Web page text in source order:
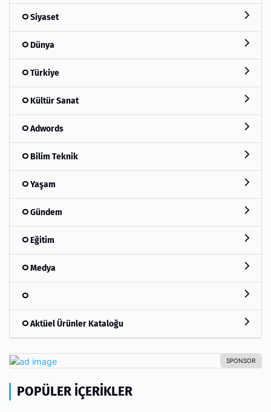
Siyaset
Dünya
Türkiye
Kültür Sanat
Adwords
Bilim Teknik
Yaşam
Gündem
Eğitim
Medya
Aktüel Ürünler Kataloğu
POPÜLER İÇERIKLER